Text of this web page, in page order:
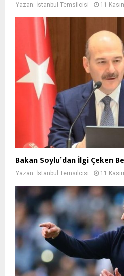
Yazan: İstanbul Temsilcisi 11
Bakan Soylu’dan İlgi Çeken
Yazan: İstanbul Temsilcisi 11